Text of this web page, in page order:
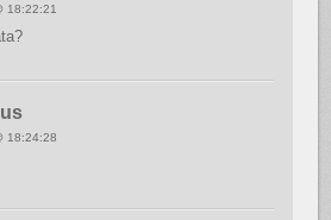
18:22:21
18:24:28